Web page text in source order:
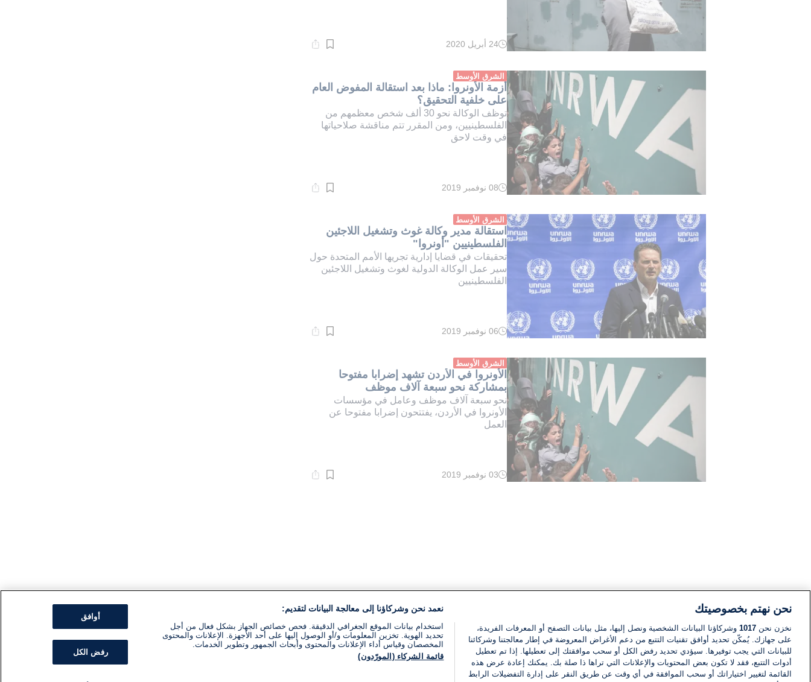
وقت
دقيقة.
24 أبريل 2020
الشرق الأوسط
أزمة الأونروا: ماذا بعد استقالة المفوض العام
على خلفية التحقيق؟
توظف الوكالة نحو 30 ألف شخص معظمهم من
الفلسطينيين، ومن المقرر تتم مناقشة صلاحياتها
في وقت لاحق
وقت
دقيقة.
08 نوفمبر 2019
الشرق الأوسط
استقالة مدير وكالة غوث وتشغيل اللاجئين
الفلسطينيين "أونروا"
تحقيقات في قضايا إدارية تجريها الأمم المتحدة حول
سير عمل الوكالة الدولية لغوث وتشغيل اللاجئين
الفلسطينيين
وقت
دقيقة.
06 نوفمبر 2019
الشرق الأوسط
الأونروا في الأردن تشهد إضرابا مفتوحا
بمشاركة نحو سبعة آلاف موظف
نحو سبعة آلاف موظف وعامل في مؤسسات
الأونروا في الأردن، يفتتحون إضرابا مفتوحا عن
العمل
وقت
03 نوفمبر 2019
نحن نهتم بخصوصيتك
نخزن نحن 1017 وشركاؤنا البيانات الشخصية ونصل إليها، مثل بيانات التصفح أو المعرفات الفريدة،
على جهازك. يُمكّن تحديد أوافق تقنيات التتبع من دعم الأغراض المعروضة في إطار معالجتنا وشركائنا
للبيانات التي يجب توفيرها. سيؤدي تحديد رفض الكل أو سحب موافقتك إلى تعطيلها. إذا تم تعطيل
أدوات التتبع، فقد لا تكون بعض المحتويات والإعلانات التي تراها ذا صلة بك. يمكنك إعادة عرض هذه
القائمة لتغيير اختياراتك أو سحب الموافقة في أي وقت عن طريق النقر على إدارة التفضيلات الرابط
نعمد نحن وشركاؤنا إلى معالجة البيانات لتقديم:
استخدام بيانات الموقع الجغرافي الدقيقة. فحص خصائص الجهاز بشكل فعال من أجل
تحديد الهوية. تخزين المعلومات و/أو الوصول إليها على أحد الأجهزة. الإعلانات والمحتوى
المخصصان وقياس أداء الإعلانات والمحتوى وأبحاث الجمهور وتطوير الخدمات.
قائمة الشركاء (المورّدون)
أوافق
رفض الكل